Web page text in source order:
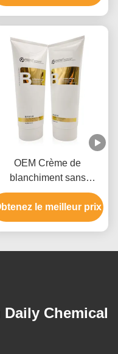
OEM Crème de
blanchiment sans
pour la couleur
des cheveux avec de
d'ammonium
le meilleur prix
Chemical